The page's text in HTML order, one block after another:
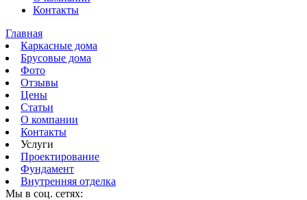
Контакты
Главная
Каркасные дома
Брусовые дома
Фото
Отзывы
Цены
Статьи
О компании
Контакты
Услуги
Проектирование
Фундамент
Внутренняя отделка
Мы в соц. сетях: